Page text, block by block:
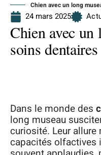
Chien avec un long
24 mars 2025
Chien avec un
soins
Dans le monde des
long museau
curiosité. Leur allure
capacités